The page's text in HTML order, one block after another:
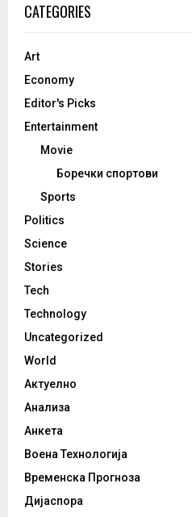
CATEGORIES
Art
Economy
Editor's Picks
Entertainment
Movie
Боречки спортови
Sports
Politics
Science
Stories
Tech
Technology
Uncategorized
World
Актуелно
Анализа
Анкета
Воена Технологија
Временска Прогноза
Дијаспора